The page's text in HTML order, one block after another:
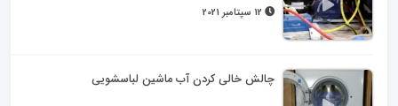
چالش خالی کردن آب ماشین لباسشویی